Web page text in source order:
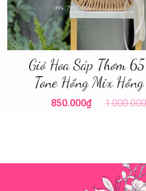
Giỏ Hoa Sáp Thơm
Tone Hồng Mix
850.000₫